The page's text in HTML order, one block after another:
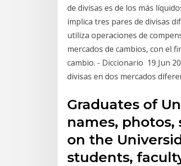
de divisas es de los más
implica tres pares de divisas
utiliza operaciones de
mercados de cambios, con el
cambio. - Diccionario 19 Jun
divisas en dos mercados
Graduates of
names,
on the
students,